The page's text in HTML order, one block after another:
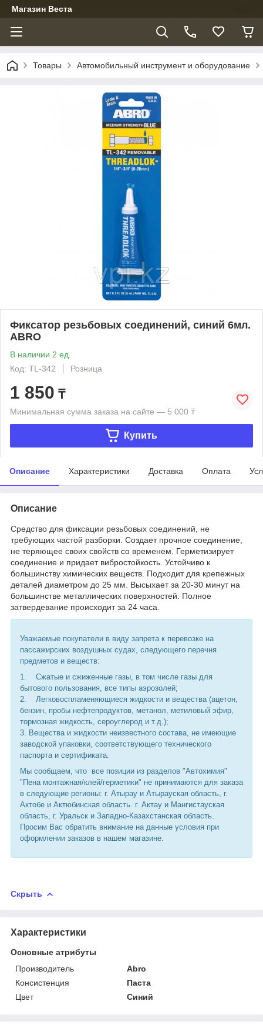
Магазин Веста
Товары Автомобильный инструмент и оборудование
Фиксатор резьбовых соединений, синий 6мл.
АВRO
В наличии 2 ед.
Код: TL-342
Розница
1 850 ₸
Минимальная сумма заказа на сайте — 5 000 ₸
Купить
Описание Характеристики Доставка Оплата
Описание
Средство для фиксации резьбовых соединений, не
требующих частой разборки. Создает прочное соединение,
не теряющее своих свойств со временем. Герметизирует
соединение и придает вибростойкость. Устойчиво к
большинству химических веществ. Подходит для крепежных
деталей диаметром до 25 мм. Высыхает за 20-30 минут на
большинстве металлических поверхностей. Полное
затвердевание происходит за 24 часа.
Уважаемые покупатели в виду запрета к перевозке на
пассажирских воздушных судах, следующего перечня
предметов и веществ:
1. Сжатые и сжиженные газы, в том числе газы для
бытового пользования, все типы аэрозолей;
2. Легковоспламеняющиеся жидкости и вещества (ацетон,
бензин, пробы нефтепродуктов, метанол, метиловый эфир,
тормозная жидкость, сероуглерод и т.д.);
3. Вещества и жидкости неизвестного состава, не имеющие
заводской упаковки, соответствующего технического
паспорта и сертификата.
Мы сообщаем, что все позиции из разделов "Автохимия"
"Пена монтажная/клей/герметики" не принимаются для заказа
в следующие регионы: г. Атырау и Атырауская область, г.
Актобе и Актюбинская область. г. Актау и Мангистауская
область, г. Уральск и Западно-Казахстанская область.
Просим Вас обратить внимание на данные условия при
оформлении заказов в нашем магазине.
Скрыть
Характеристики
Основные атрибуты
Производитель
Abro
Консистенция
Паста
Цвет
Синий